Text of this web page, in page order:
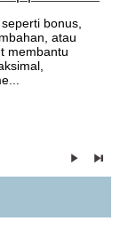
bonus,
atau
membantu